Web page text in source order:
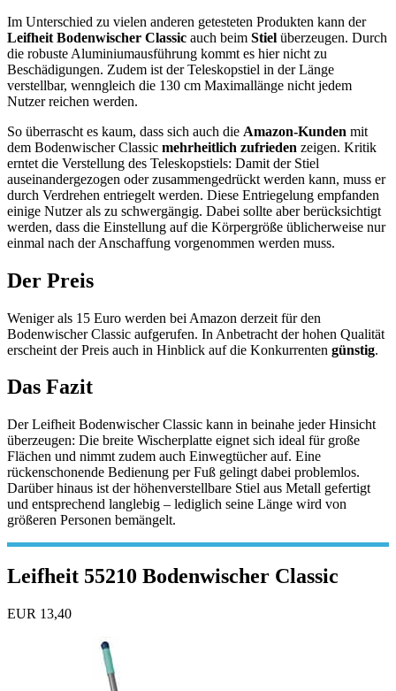
Im Unterschied zu vielen anderen getesteten Produkten kann der
Leifheit Bodenwischer Classic auch beim Stiel überzeugen. Durch
die robuste Aluminiumausführung kommt es hier nicht zu
Beschädigungen. Zudem ist der Teleskopstiel in der Länge
verstellbar, wenngleich die 130 cm Maximallänge nicht jedem
Nutzer reichen werden.
So überrascht es kaum, dass sich auch die Amazon-Kunden mit
dem Bodenwischer Classic mehrheitlich zufrieden zeigen. Kritik
erntet die Verstellung des Teleskopstiels: Damit der Stiel
auseinandergezogen oder zusammengedrückt werden kann, muss er
durch Verdrehen entriegelt werden. Diese Entriegelung empfanden
einige Nutzer als zu schwergängig. Dabei sollte aber berücksichtigt
werden, dass die Einstellung auf die Körpergröße üblicherweise nur
einmal nach der Anschaffung vorgenommen werden muss.
Der Preis
Weniger als 15 Euro werden bei Amazon derzeit für den
Bodenwischer Classic aufgerufen. In Anbetracht der hohen Qualität
erscheint der Preis auch in Hinblick auf die Konkurrenten günstig.
Das Fazit
Der Leifheit Bodenwischer Classic kann in beinahe jeder Hinsicht
überzeugen: Die breite Wischerplatte eignet sich ideal für große
Flächen und nimmt zudem auch Einwegtücher auf. Eine
rückenschonende Bedienung per Fuß gelingt dabei problemlos.
Darüber hinaus ist der höhenverstellbare Stiel aus Metall gefertigt
und entsprechend langlebig – lediglich seine Länge wird von
größeren Personen bemängelt.
Leifheit 55210 Bodenwischer Classic
EUR 13,40